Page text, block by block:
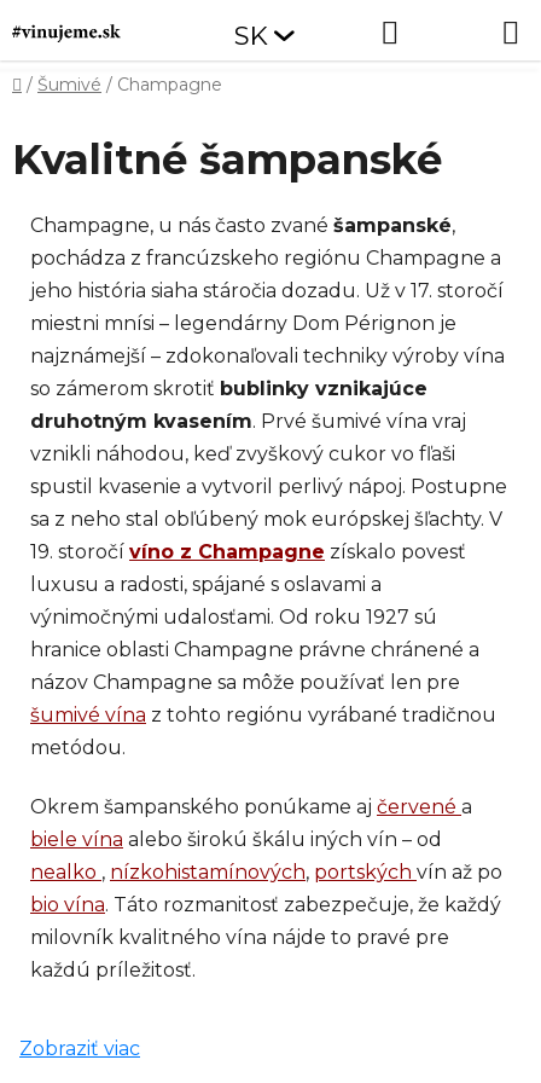
na
obsah
SK
Domov
/ Šumivé / Champagne
Kvalitné šampanské
Champagne, u nás často zvané šampanské,
pochádza z francúzskeho regiónu Champagne a
jeho história siaha stáročia dozadu. Už v 17. storočí
miestni mnísi – legendárny Dom Pérignon je
najznámejší – zdokonaľovali techniky výroby vína
so zámerom skrotiť bublinky vznikajúce
druhotným kvasením. Prvé šumivé vína vraj
vznikli náhodou, keď zvyškový cukor vo fľaši
spustil kvasenie a vytvoril perlivý nápoj. Postupne
sa z neho stal obľúbený mok európskej šľachty. V
19. storočí víno z Champagne získalo povesť
luxusu a radosti, spájané s oslavami a
výnimočnými udalosťami. Od roku 1927 sú
hranice oblasti Champagne právne chránené a
názov Champagne sa môže používať len pre
šumivé vína z tohto regiónu vyrábané tradičnou
metódou.
Okrem šampanského ponúkame aj červené a
biele vína alebo širokú škálu iných vín – od
nealko , nízkohistamínových, portských vín až po
bio vína. Táto rozmanitosť zabezpečuje, že každý
milovník kvalitného vína nájde to pravé pre
každú príležitosť.
Zobraziť viac